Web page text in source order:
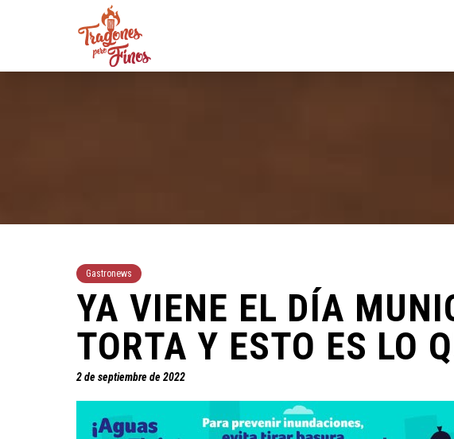
Gastronews
YA VIENE EL DÍA
TORTA Y ESTO ES LO
2 de septiembre de 2022